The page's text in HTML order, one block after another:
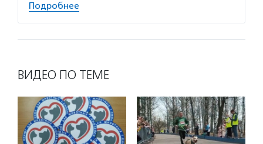
Подробнее
ВИДЕО ПО ТЕМЕ